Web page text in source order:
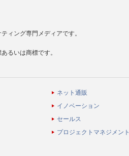
ィング専門メディアです。
るいは商標です。
ネット通販
イノベーション
セールス
プロジェクトマネジメント